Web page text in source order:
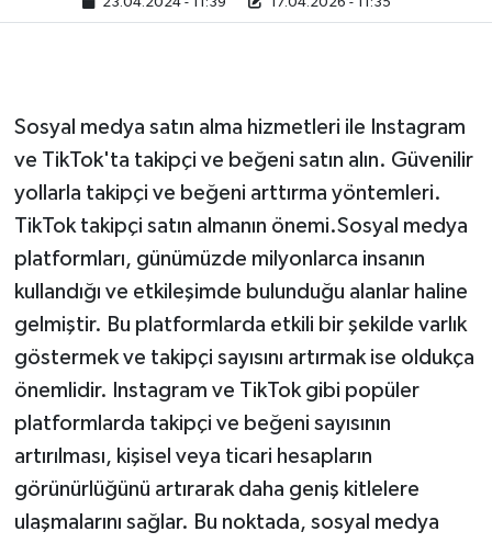
Sosyal medya satın alma hizmetleri ile Instagram
ve TikTok'ta takipçi ve beğeni satın alın. Güvenilir
yollarla takipçi ve beğeni arttırma yöntemleri.
TikTok takipçi satın almanın önemi.Sosyal medya
platformları, günümüzde milyonlarca insanın
kullandığı ve etkileşimde bulunduğu alanlar haline
gelmiştir. Bu platformlarda etkili bir şekilde varlık
göstermek ve takipçi sayısını artırmak ise oldukça
önemlidir. Instagram ve TikTok gibi popüler
platformlarda takipçi ve beğeni sayısının
artırılması, kişisel veya ticari hesapların
görünürlüğünü artırarak daha geniş kitlelere
ulaşmalarını sağlar. Bu noktada, sosyal medya